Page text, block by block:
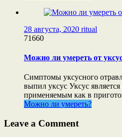
28 августа, 2020 ritual
71660
Можно ли умереть от
Симптомы уксусного
выпил уксус Уксус
применяемым как в
Можно ли умереть?
Leave a Comment